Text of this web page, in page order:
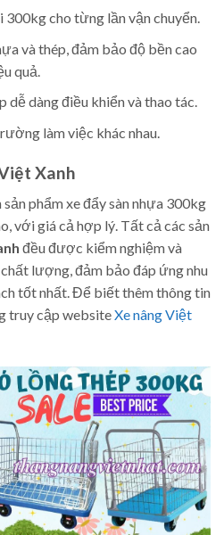
300kg cho từng lần vận chuyển.
và thép, đảm bảo độ bền cao
quả.
dễ dàng điều khiển và thao tác.
làm việc khác nhau.
Xanh
phẩm xe đẩy sàn nhựa 300kg
với giá cả hợp lý. Tất cả các sản
đều được kiểm nghiệm và
lượng, đảm bảo đáp ứng nhu
tốt nhất. Để biết thêm thông tin
truy cập websiteXe nâng Việt